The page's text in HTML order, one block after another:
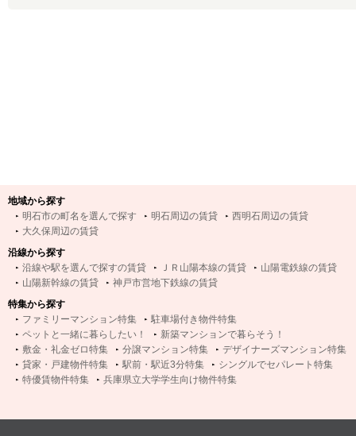
地域から探す
明石市の町名を選んで探す
明石周辺の賃貸
西明石周辺の賃貸
大久保周辺の賃貸
沿線から探す
沿線や駅を選んで探すの賃貸
ＪＲ山陽本線の賃貸
山陽電鉄線の賃貸
山陽新幹線の賃貸
神戸市営地下鉄線の賃貸
特集から探す
ファミリーマンション特集
駐車場付き物件特集
ペットと一緒に暮らしたい！
新築マンションで暮らそう！
敷金・礼金ゼロ特集
分譲マンション特集
デザイナーズマンション特集
貸家・戸建物件特集
駅前・駅近3分特集
シングルでセパレート特集
特優賃物件特集
兵庫県立大学学生向け物件特集